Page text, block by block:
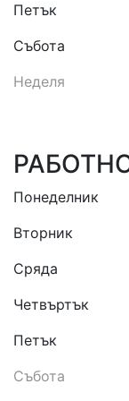
Петък
Събота
Неделя
Понеделник
Вторник
Сряда
Четвъртък
Петък
Събота